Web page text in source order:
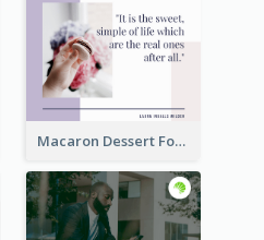
Macaron Dessert Food Facebook Post